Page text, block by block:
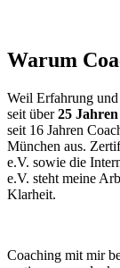
Warum
Weil Erfahrung
seit über25
seit 16 Jahren
München aus.
e.V. sowie die
e.V. steht meine
Klarheit.
Coaching mit mir